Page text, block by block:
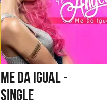
ME DA IGUAL -
SINGLE